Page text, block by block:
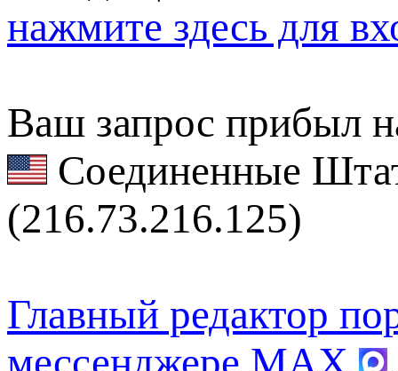
нажмите здесь для
Ваш запрос прибыл
Соединенные
(216.73.216.125)
Главный редактор